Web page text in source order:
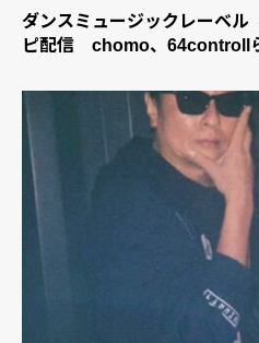
ダンスミュージックレーベ
ピ配信 chomo、64controll